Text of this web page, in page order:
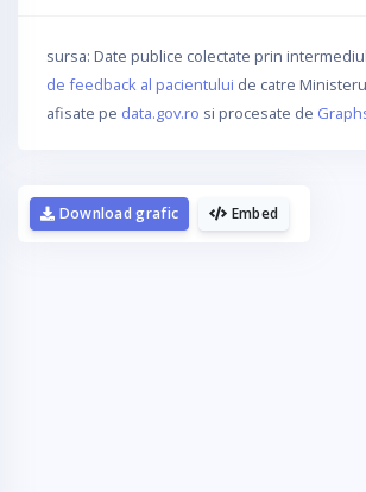
sursa: Date publice colectate prin intermediul
de feedback al pacientului de catre
afisate pe data.gov.ro si procesate de
Embed
Download grafic